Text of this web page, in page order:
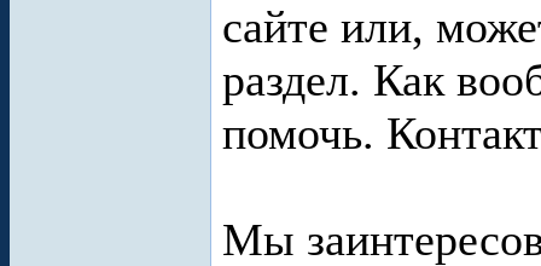
сайте или,
раздел. Как
помочь.
Мы